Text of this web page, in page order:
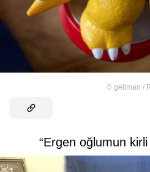
© gellman /
“Ergen oğlumun